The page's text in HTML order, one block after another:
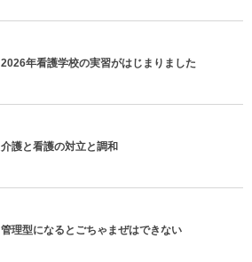
2026年看護学校の実習がはじまりました
介護と看護の対立と調和
管理型になるとごちゃまぜはできない